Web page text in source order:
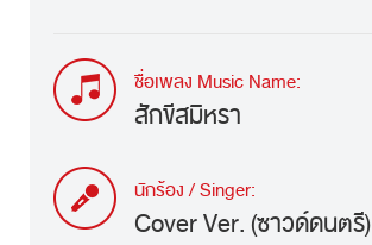
ชื่อเพลง Music Name:
สักขีสมิหรา
นักร้อง / Singer:
Cover Ver. (ซาวด์ดนตรี)